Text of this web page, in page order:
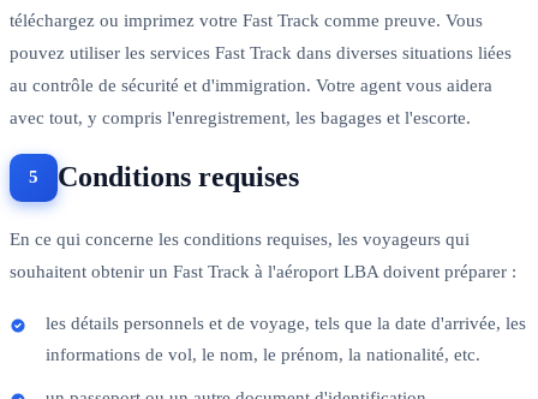
téléchargez ou imprimez votre Fast Track comme preuve. Vous
pouvez utiliser les services Fast Track dans diverses situations liées
au contrôle de sécurité et d'immigration. Votre agent vous aidera
avec tout, y compris l'enregistrement, les bagages et l'escorte.
Conditions requises
En ce qui concerne les conditions requises, les voyageurs qui
souhaitent obtenir un Fast Track à l'aéroport LBA doivent préparer :
les détails personnels et de voyage, tels que la date d'arrivée, les
informations de vol, le nom, le prénom, la nationalité, etc.